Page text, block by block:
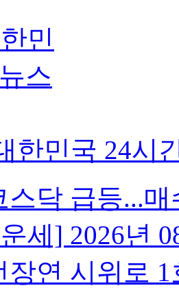
한민국 24시
닥 급등...매
세] 2026년
연 시위로 1